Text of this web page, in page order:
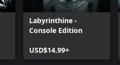
Labyrinthine -
Console Edition
USD$14.99+